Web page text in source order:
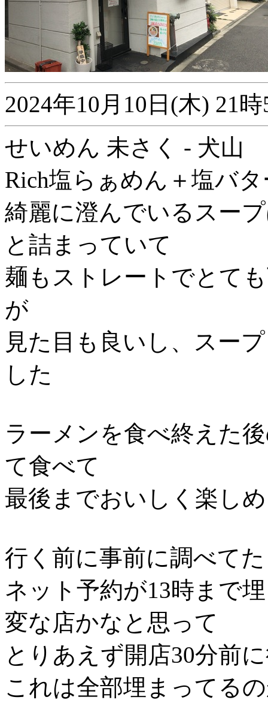
2024年10月10日(木) 21
せいめん 未さく - 犬山
Rich塩らぁめん＋塩バ
綺麗に澄んでいるスー
と詰まっていて
麺もストレートでとて
が
見た目も良いし、スー
した
ラーメンを食べ終えた
て食べて
最後までおいしく楽し
行く前に事前に調べて
ネット予約が13時まで
変な店かなと思って
とりあえず開店30分前
これは全部埋まってる